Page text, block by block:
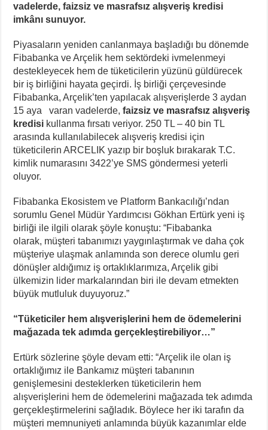
vadelerde, faizsiz ve masrafsız alışveriş kredisi
imkânı sunuyor.
Piyasaların yeniden canlanmaya başladığı bu dönemde
Fibabanka ve Arçelik hem sektördeki ivmelenmeyi
destekleyecek hem de tüketicilerin yüzünü güldürecek
bir iş birliğini hayata geçirdi. İş birliği çerçevesinde
Fibabanka, Arçelik’ten yapılacak alışverişlerde 3 aydan
15 aya varan vadelerde,faizsiz ve masrafsız alışveriş
kredisi kullanma fırsatı veriyor. 250 TL – 40 bin TL
arasında kullanılabilecek alışveriş kredisi için
tüketicilerin ARCELIK yazıp bir boşluk bırakarak T.C.
kimlik numarasını 3422’ye SMS göndermesi yeterli
oluyor.
Fibabanka Ekosistem ve Platform Bankacılığı’ndan
sorumlu Genel Müdür Yardımcısı Gökhan Ertürk yeni iş
birliği ile ilgili olarak şöyle konuştu: “Fibabanka
olarak, müşteri tabanımızı yaygınlaştırmak ve daha çok
müşteriye ulaşmak anlamında son derece olumlu geri
dönüşler aldığımız iş ortaklıklarımıza, Arçelik gibi
ülkemizin lider markalarından biri ile devam etmekten
büyük mutluluk duyuyoruz.”
“Tüketiciler hem alışverişlerini hem de ödemelerini
mağazada tek adımda gerçekleştirebiliyor…”
Ertürk sözlerine şöyle devam etti: “Arçelik ile olan iş
ortaklığımız ile Bankamız müşteri tabanının
genişlemesini desteklerken tüketicilerin hem
alışverişlerini hem de ödemelerini mağazada tek adımda
gerçekleştirmelerini sağladık. Böylece her iki tarafın da
müşteri memnuniyeti anlamında büyük kazanımlar elde